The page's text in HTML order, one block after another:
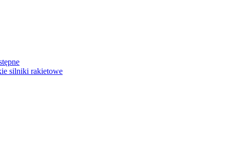
silniki rakietowe